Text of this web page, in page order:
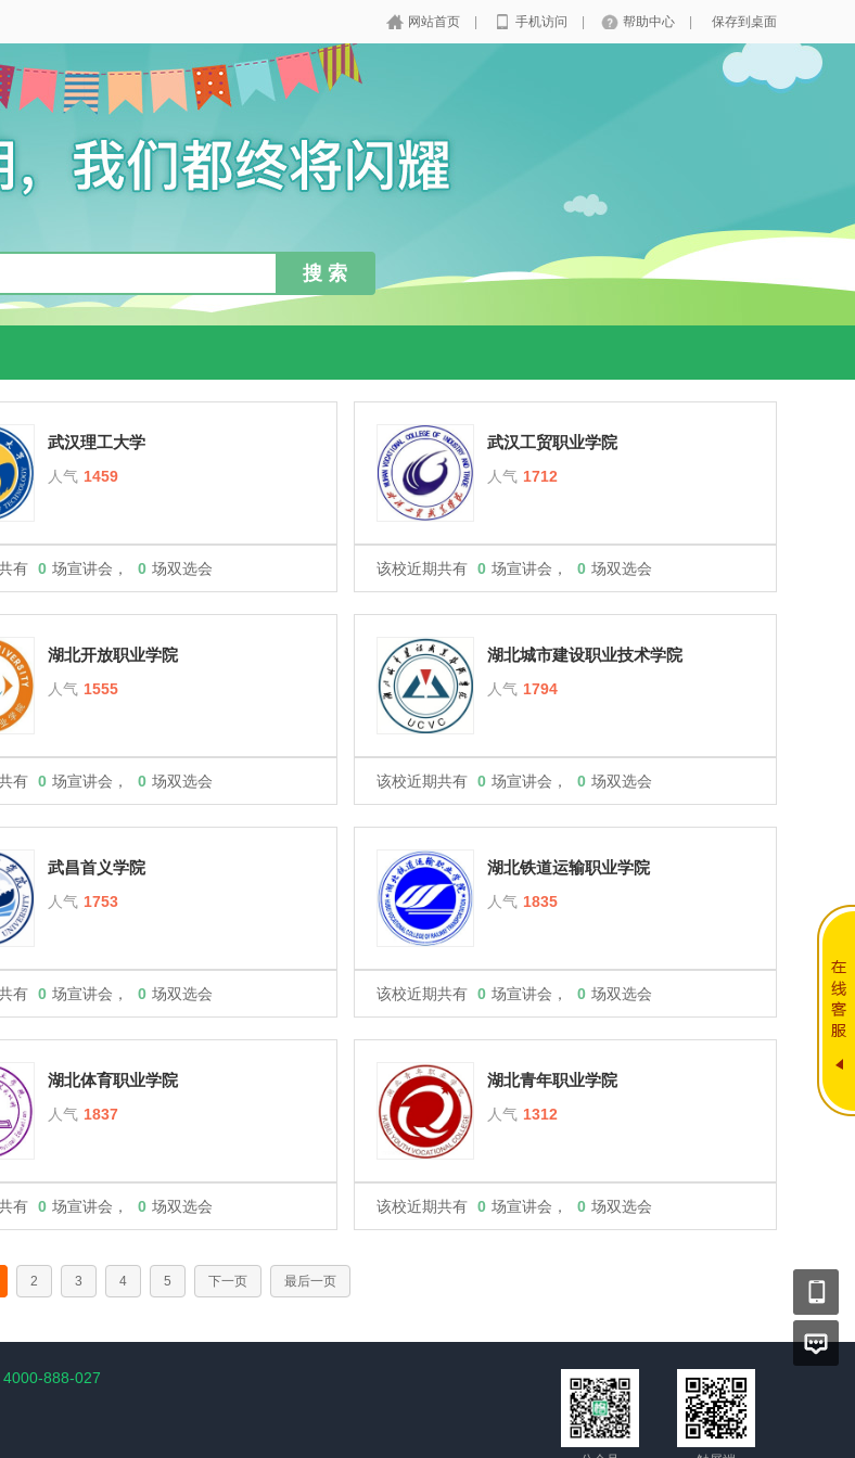
网站首页 手机访问 帮助中心 保存到桌面
武汉理工大学
人气 1459
有 0 场宣讲会， 0 场双选会
武汉工贸职业学院
人气 1712
该校近期共有 0 场宣讲会， 0 场双选会
湖北开放职业学院
人气 1555
有 0 场宣讲会， 0 场双选会
湖北城市建设职业技术学院
人气 1794
该校近期共有 0 场宣讲会， 0 场双选会
武昌首义学院
人气 1753
有 0 场宣讲会， 0 场双选会
湖北铁道运输职业学院
人气 1835
该校近期共有 0 场宣讲会， 0 场双选会
湖北体育职业学院
人气 1837
有 0 场宣讲会， 0 场双选会
湖北青年职业学院
人气 1312
该校近期共有 0 场宣讲会， 0 场双选会
2 3 4 5 下一页 最后一页
888-027